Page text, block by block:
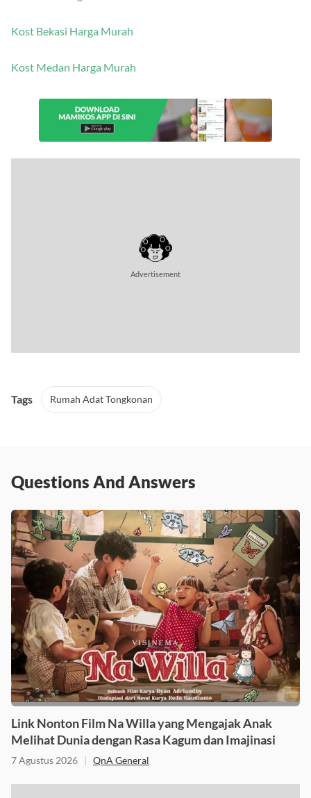
Kost Bekasi Harga Murah
Kost Medan Harga Murah
Advertisement
Tags Rumah Adat Tongkonan
Questions And Answers
Link Nonton Film Na Willa yang Mengajak Anak
Melihat Dunia dengan Rasa Kagum dan Imajinasi
7 Agustus 2026 | QnA General